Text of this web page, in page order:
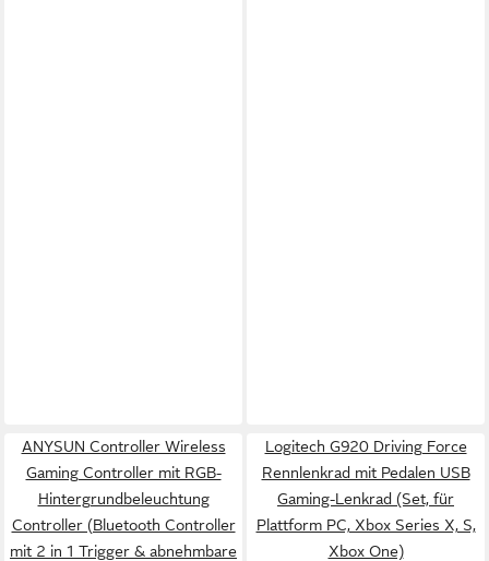
ANYSUN Controller Wireless
Gaming Controller mit RGB-
Hintergrundbeleuchtung
Controller (Bluetooth Controller
mit 2 in 1 Trigger & abnehmbare
Logitech G920 Driving Force
Rennlenkrad mit Pedalen USB
Gaming-Lenkrad (Set, für
Plattform PC, Xbox Series X, S,
Xbox One)